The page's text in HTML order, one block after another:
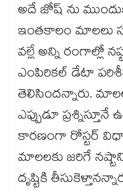
అదే జోష్ ను
ఇంతకాలం మాలలు
వల్లే అన్ని రంగాల్లో
ఎంపిరికల్ డేటా
తెలిసిందన్నారు.
ఎప్పుడూ
కారణంగా రోస్టర్
మాలలకు జరిగే
దృష్టికి